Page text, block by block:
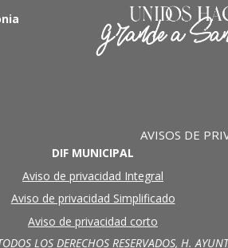
AVISOS DE
DIF MUNICIPAL
Aviso de privacidad Integral
Aviso de privacidad Simplificado
Aviso de privacidad corto
LOS DERECHOS RESERVADOS, H.